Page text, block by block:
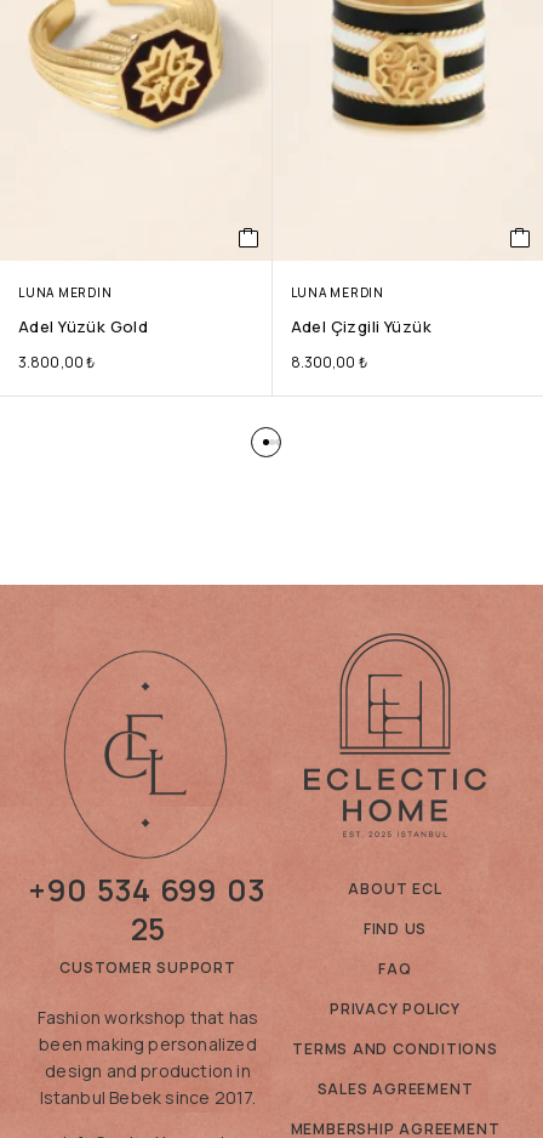
LUNA MERDIN
Adel Yüzük Gold
3.800,00₺
LUNA MERDIN
Adel Çizgili Yüzük
8.300,00 ₺
+90 534 699 03
25
CUSTOMER SUPPORT
Fashion workshop that has
been making personalized
design and production in
Istanbul Bebek since 2017.
ABOUT ECL
FIND US
FAQ
PRIVACY POLICY
TERMS AND CONDITIONS
SALES AGREEMENT
MEMBERSHIP AGREEMENT